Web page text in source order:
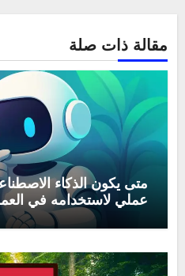
مقالة ذات صلة
متى يكون الذكاء
عملي لاستخدامه في